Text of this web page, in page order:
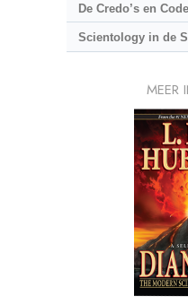
De Credo’s en
Scientology in de
MEER